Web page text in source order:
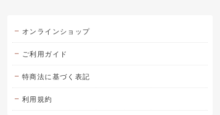
オンラインショップ
ご利用ガイド
特商法に基づく表記
利用規約